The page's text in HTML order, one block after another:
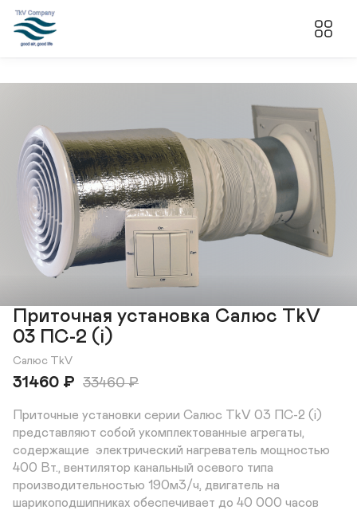
Приточная установка Салюс TkV
03 ПС-2 (i)
Салюс TkV
31460 ₽ 33460₽
Приточные установки серии Салюс TkV 03 ПС-2 (i)
представляют собой укомплектованные агрегаты,
содержащие  электрический нагреватель мощностью
400 Вт., вентилятор канальный осевого типа
производительностью 190м3/ч, двигатель на
шарикоподшипниках обеспечивает до 40 000 часов